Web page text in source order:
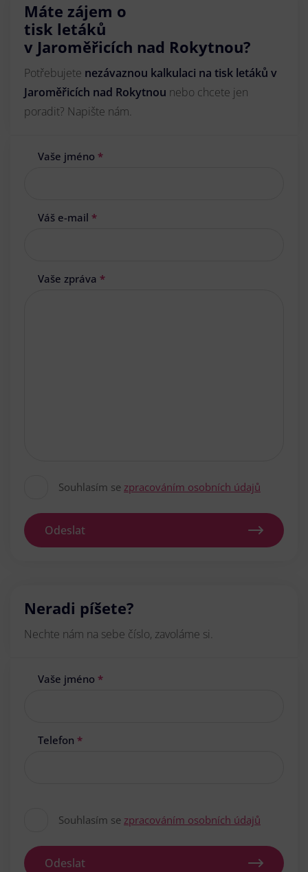
Máte zájem o
tisk letáků
v Jaroměřicích nad Rokytnou?
Potřebujete nezávaznou kalkulaci na tisk letáků v
Jaroměřicích nad Rokytnou nebo chcete jen
poradit? Napište nám.
Vaše jméno *
Váš e-mail *
Vaše zpráva *
Souhlasím se zpracováním osobních údajů
Odeslat
Neradi píšete?
Nechte nám na sebe číslo, zavoláme si.
Vaše jméno *
Telefon *
Souhlasím se zpracováním osobních údajů
Odeslat